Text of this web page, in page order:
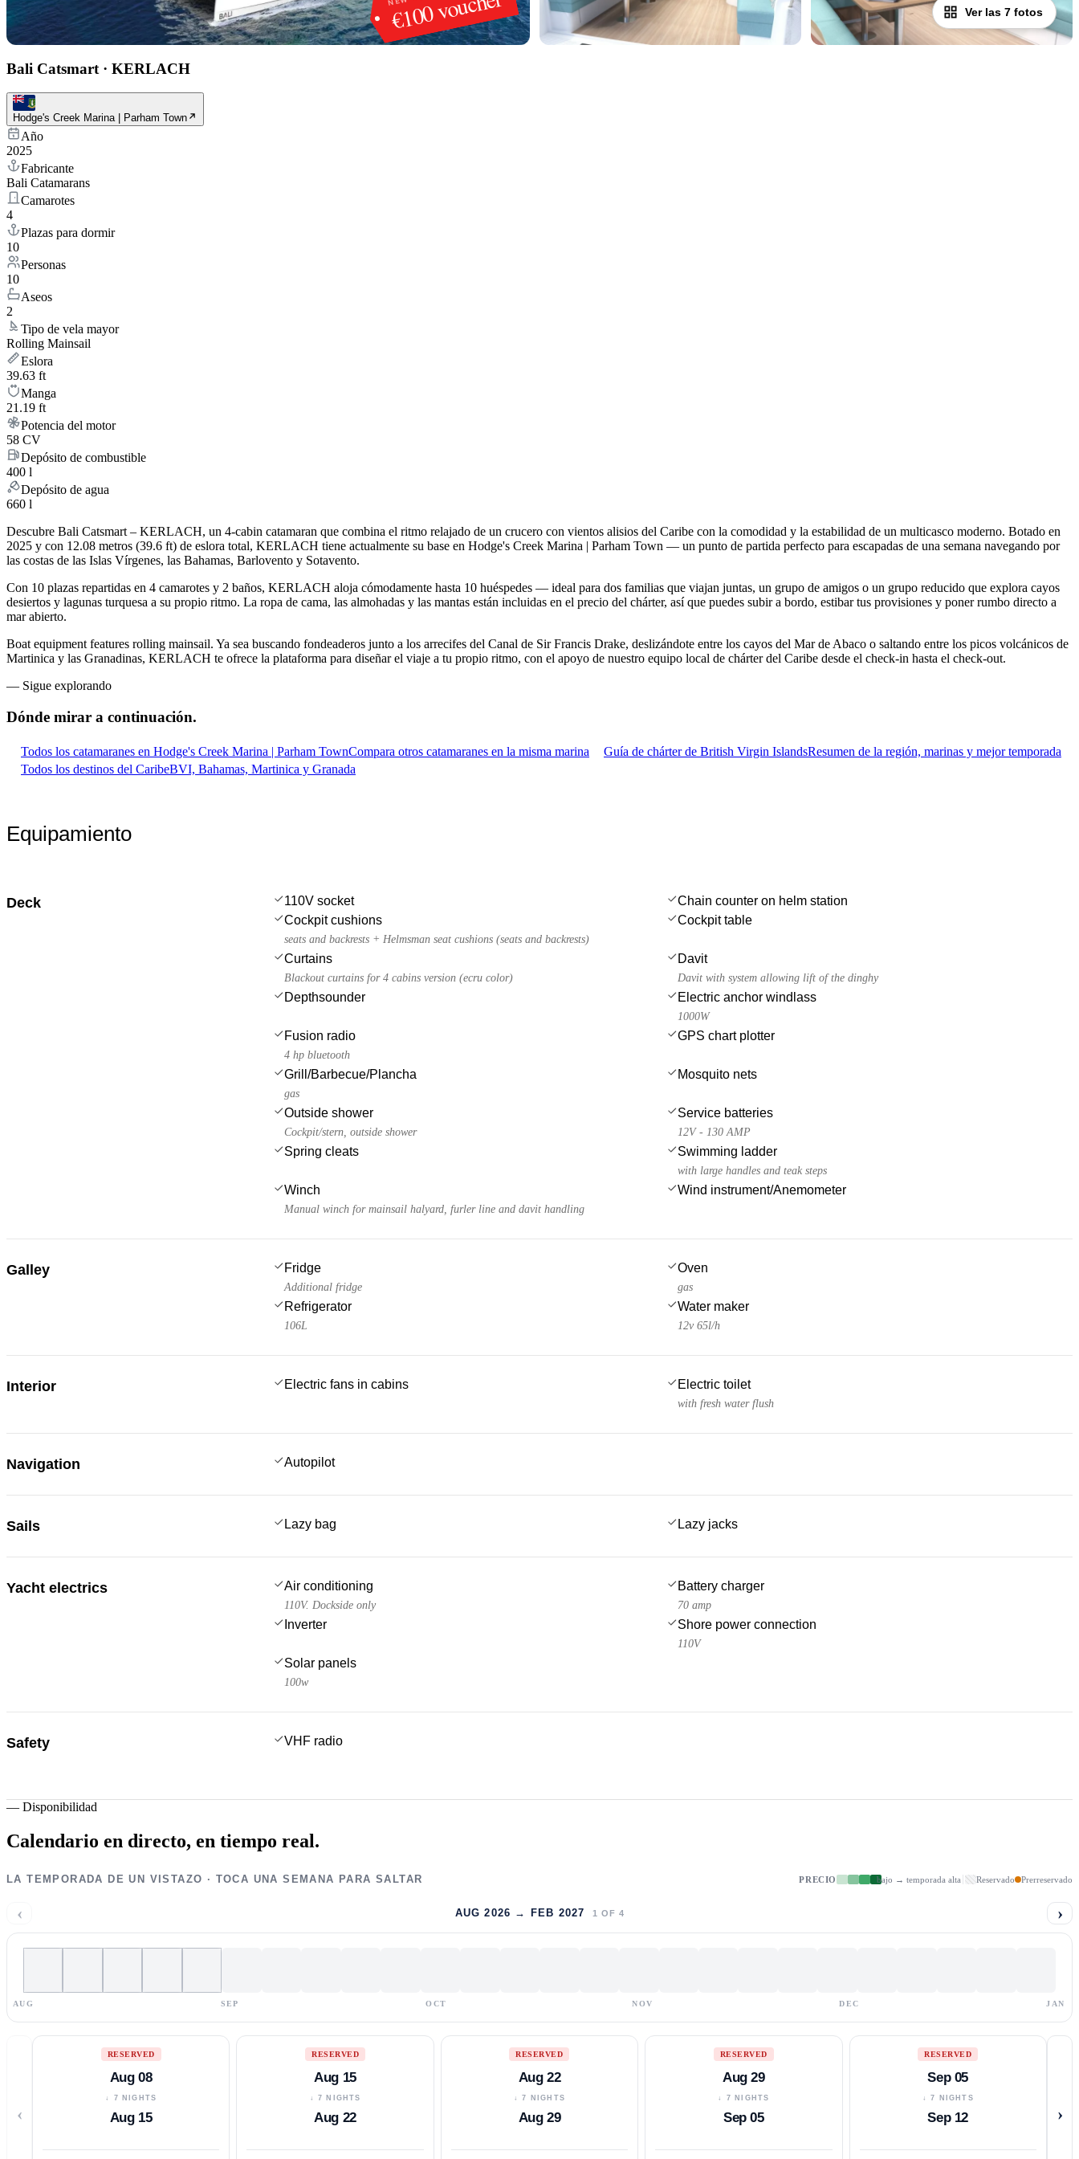
Ver las 7 fotos
Bali Catsmart · KERLACH
Hodge's Creek Marina | Parham Town
Año
2025
Fabricante
Bali Catamarans
Camarotes
4
Plazas para dormir
10
Personas
10
Aseos
2
Tipo de vela mayor
Rolling Mainsail
Eslora
39.63 ft
Manga
21.19 ft
Potencia del motor
58 CV
Depósito de combustible
400 l
Depósito de agua
660 l
Descubre Bali Catsmart – KERLACH, un 4-cabin catamaran que combina el ritmo relajado de un crucero con vientos alisios del Caribe con la comodidad y la estabilidad de un multicasco moderno. Botado en
2025 y con 12.08 metros (39.6 ft) de eslora total, KERLACH tiene actualmente su base en Hodge's Creek Marina | Parham Town — un punto de partida perfecto para escapadas de una semana navegando por
las costas de las Islas Vírgenes, las Bahamas, Barlovento y Sotavento.
Con 10 plazas repartidas en 4 camarotes y 2 baños, KERLACH aloja cómodamente hasta 10 huéspedes — ideal para dos familias que viajan juntas, un grupo de amigos o un grupo reducido que explora cayos
desiertos y lagunas turquesa a su propio ritmo. La ropa de cama, las almohadas y las mantas están incluidas en el precio del chárter, así que puedes subir a bordo, estibar tus provisiones y poner rumbo directo a
mar abierto.
Boat equipment features rolling mainsail. Ya sea buscando fondeaderos junto a los arrecifes del Canal de Sir Francis Drake, deslizándote entre los cayos del Mar de Abaco o saltando entre los picos volcánicos de
Martinica y las Granadinas, KERLACH te ofrece la plataforma para diseñar el viaje a tu propio ritmo, con el apoyo de nuestro equipo local de chárter del Caribe desde el check-in hasta el check-out.
— Sigue explorando
Dónde mirar a continuación.
Todos los catamaranes en Hodge's Creek Marina | Parham TownCompara otros catamaranes en la misma marina Guía de chárter de British Virgin IslandsResumen de la región, marinas y mejor temporada
Todos los destinos del CaribeBVI, Bahamas, Martinica y Granada
Equipamiento
Deck 110V socket
Chain counter on helm station
Cockpit cushions
seats and backrests + Helmsman seat cushions (seats and backrests)
Cockpit table
Curtains
Blackout curtains for 4 cabins version (ecru color)
Davit
Davit with system allowing lift of the dinghy
Depthsounder Electric anchor windlass
1000W
Fusion radio
4 hp bluetooth
GPS chart plotter
Grill/Barbecue/Plancha
gas
Mosquito nets
Outside shower
Cockpit/stern, outside shower
Service batteries
12V - 130 AMP
Spring cleats Swimming ladder
with large handles and teak steps
Winch
Manual winch for mainsail halyard, furler line and davit handling
Wind instrument/Anemometer
Galley Fridge
Additional fridge
Oven
gas
Refrigerator
106L
Water maker
12v 65l/h
Interior Electric fans in cabins Electric toilet
with fresh water flush
Navigation Autopilot
Sails Lazy bag Lazy jacks
Yacht electrics Air conditioning
110V. Dockside only
Battery charger
70 amp
Inverter Shore power connection
110V
Solar panels
100w
Safety VHF radio
— Disponibilidad
Calendario en directo, en tiempo real.
LA TEMPORADA DE UN VISTAZO · TOCA UNA SEMANA PARA SALTAR PRECIO bajo → temporada alta Reservado Prerreservado
‹ AUG 2026 → FEB 2027 1 OF 4 ›
AUG SEP OCT NOV DEC JAN
‹
RESERVED
Aug 08
↓ 7 NIGHTS
Aug 15
RESERVED
Aug 15
↓ 7 NIGHTS
Aug 22
RESERVED
Aug 22
↓ 7 NIGHTS
Aug 29
RESERVED
Aug 29
↓ 7 NIGHTS
Sep 05
RESERVED
Sep 05
↓ 7 NIGHTS
Sep 12 ›